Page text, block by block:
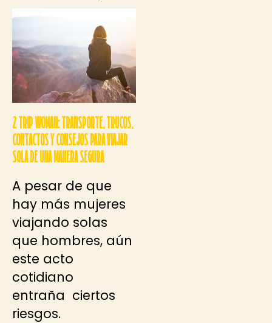
2 TRIP WOMAN: TRANSPORTE, TRUCOS,
CONTACTOS Y CONSEJOS PARA VIAJAR
SOLA DE UNA MANERA SEGURA
A pesar de que
hay más mujeres
viajando solas
que hombres, aún
este acto
cotidiano
entraña ciertos
riesgos.